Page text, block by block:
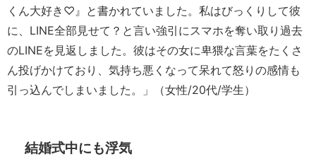
くん大好き♡』と書かれていました。私はびっくりして彼
に、LINE全部見せて？と言い強引にスマホを奪い取り過去
のLINEを見返しました。彼はその女に卑猥な言葉をたくさ
ん投げかけており、気持ち悪くなって呆れて怒りの感情も
引っ込んでしまいました。」（女性/20代/学生）
結婚式中にも浮気